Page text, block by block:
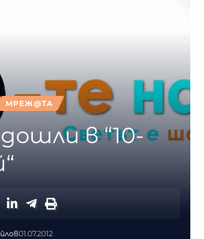
МРЕЖ@ТА
в “10-
01.07.2012